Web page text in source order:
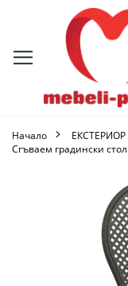
Начало ЕКСТЕРИОР
Сгъваем градински